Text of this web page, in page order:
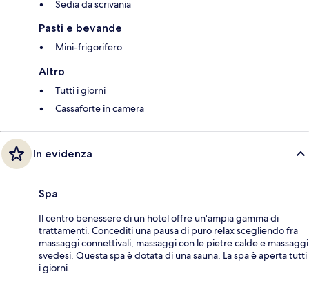
Sedia da scrivania
Pasti e bevande
Mini-frigorifero
Altro
Tutti i giorni
Cassaforte in camera
In evidenza
Spa
Il centro benessere di un hotel offre un'ampia gamma di
trattamenti. Concediti una pausa di puro relax scegliendo fra
massaggi connettivali, massaggi con le pietre calde e massaggi
svedesi. Questa spa è dotata di una sauna. La spa è aperta tutti
i giorni.